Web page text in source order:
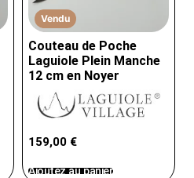
Vendu
Couteau de Poche
Laguiole Plein Manche
12 cm en Noyer
159,00 €
Ajoutez au panier